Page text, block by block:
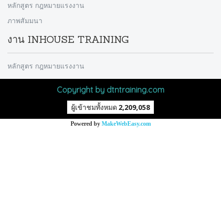
หลักสูตร กฎหมายแรงงาน
ภาพสัมมนา
งาน INHOUSE TRAINING
หลักสูตร กฎหมายแรงงาน
Copyright by dtntraining.com
ผู้เข้าชมทั้งหมด 2,209,058
Powered by MakeWebEasy.com